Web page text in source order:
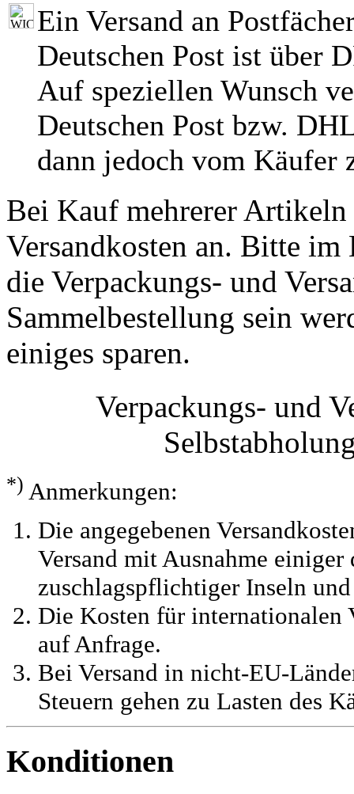
Ein Versand an
Deutschen Post ist über
Auf speziellen Wunsch
Deutschen Post bzw.
dann jedoch vom Käufer
Bei Kauf mehrerer
Versandkosten an. Bitte
die Verpackungs- und
Sammelbestellung sein
einiges sparen.
Verpackungs- und
*) Anmerkungen:
Die angegebenen
Versand mit Ausnahme
zuschlagspflichtiger Inseln
Die Kosten für
auf Anfrage.
Bei Versand in nicht-EU-
Steuern gehen zu Lasten des
Konditionen